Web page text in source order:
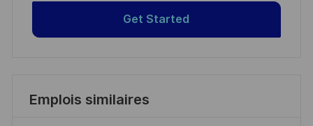
Get Started
Emplois similaires